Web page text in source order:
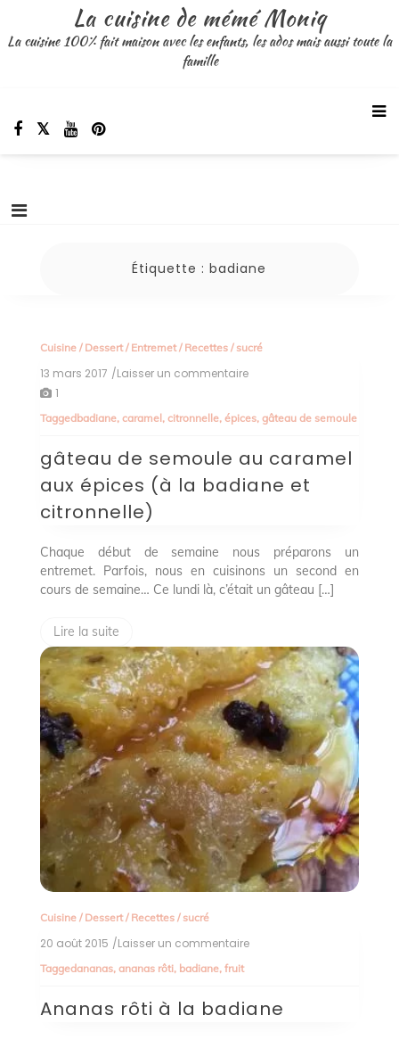
contenu
La cuisine de mémé Moniq
La cuisine 100% fait maison avec les enfants, les ados mais aussi toute la
famille
Étiquette :badiane
Cuisine/ Dessert/ Entremet/ Recettes/ sucré
13 mars 2017 /Laisser un commentaireon
semoule
caramel
aux
épices
et
citronnelle)
1
Taggedbadiane, caramel, citronnelle, épices, gâteau de semoule
gâteau de semoule au caramel
aux épices (à la badiane et
citronnelle)
Chaque début de semaine nous préparons un
entremet. Parfois, nous en cuisinons un second en
cours de semaine… Ce lundi là, c’était un gâteau […]
Lire la suite
Cuisine/ Dessert/ Recettes/ sucré
20 août 2015 /Laisser un commentaireon
la
Taggedananas, ananas rôti, badiane, fruit
Ananas rôti à la badiane